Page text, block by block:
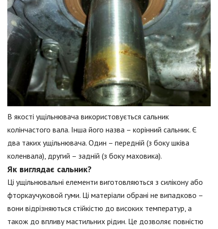
В якості ущільнювача використовується сальник
колінчастого вала. Інша його назва – корінний сальник. Є
два таких ущільнювача. Один – передній (з боку шківа
коленвала), другий – задній (з боку маховика).
Як виглядає сальник?
Ці ущільнювальні елементи виготовляються з силікону або
фторкаучуковой гуми. Ці матеріали обрані не випадково –
вони відрізняються стійкістю до високих температур, а
також до впливу мастильних рідин. Це дозволяє повністю